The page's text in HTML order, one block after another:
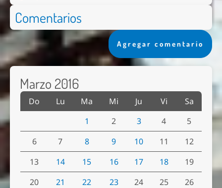
Comentarios
Agregar comentario
Marzo 2016
Do Lu Ma Mi Ju Vi
Sa
1
2 3 4
5
6
7 8 9 10 11
12
13
14 15 16 17 18
19
20
21 22 23 24 25
26